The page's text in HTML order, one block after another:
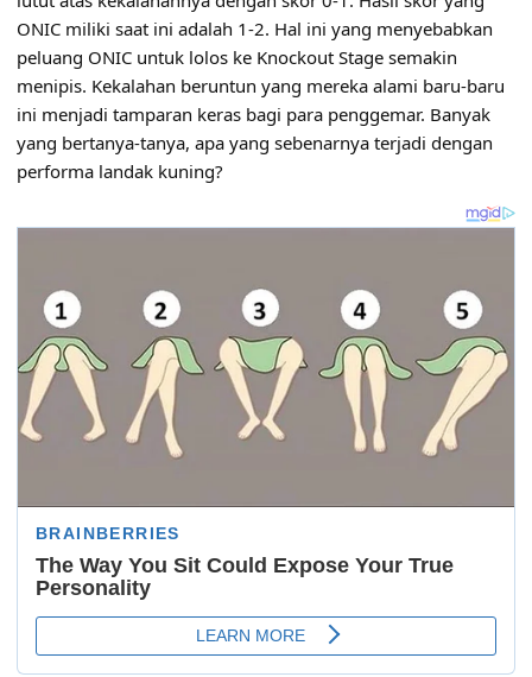
ONIC miliki saat ini adalah 1-2. Hal ini yang menyebabkan
peluang ONIC untuk lolos ke Knockout Stage semakin
menipis. Kekalahan beruntun yang mereka alami baru-baru
ini menjadi tamparan keras bagi para penggemar. Banyak
yang bertanya-tanya, apa yang sebenarnya terjadi dengan
performa landak kuning?